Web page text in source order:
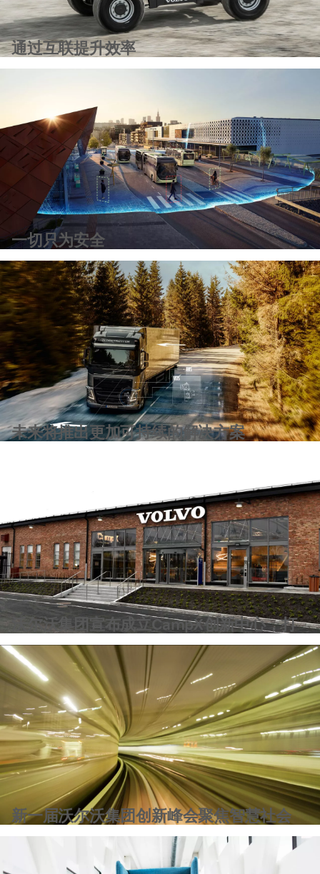
通过互联提升效率
一切只为安全
未来将推出更加可持续的解决方案
沃尔沃集团宣布成立CampX创新中心，打
造交通行业新未来
新一届沃尔沃集团创新峰会聚焦智慧社会